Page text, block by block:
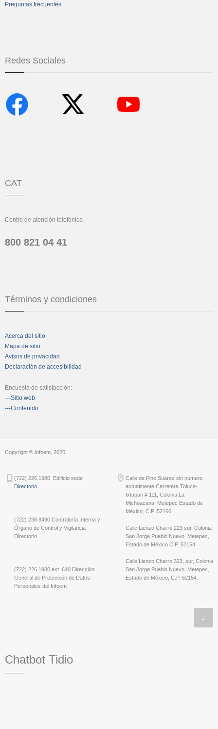
Preguntas frecuentes
Redes Sociales
CAT
Centro de atención telefónica
800 821 04 41
Términos y condiciones
Acerca del sitio
Mapa de sitio
Avisos de privacidad
Declaración de accesibilidad
Encuesta de satisfacción:
---Sitio web
---Contenido
Copyright © Infoem, 2025
(722) 226 1980. Edificio sede
Directorio
(722) 238 8490 Contraloría Interna y
Órgano de Control y Vigilancia
Directorio
(722) 226 1980 ext. 610 Dirección
General de Protección de Datos
Personales del Infoem
Calle de Pino Suárez sin número,
actualmente Carretera Toluca-
Ixtapan # 111, Colonia La
Michoacana; Metepec Estado de
México, C.P. 52166
Calle Lienzo Charro 223 sur, Colonia
San Jorge Pueblo Nuevo, Metepec,
Estado de México C.P. 52154
Calle Lienzo Charro 323, sur, Colonia
San Jorge Pueblo Nuevo, Metepec,
Estado de México, C.P. 52154.
Chatbot Tidio